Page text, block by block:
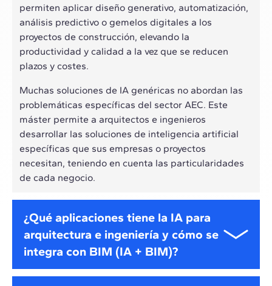
permiten aplicar diseño generativo, automatización,
análisis predictivo o gemelos digitales a los
proyectos de construcción, elevando la
productividad y calidad a la vez que se reducen
plazos y costes.
Muchas soluciones de IA genéricas no abordan las
problemáticas específicas del sector AEC. Este
máster permite a arquitectos e ingenieros
desarrollar las soluciones de inteligencia artificial
específicas que sus empresas o proyectos
necesitan, teniendo en cuenta las particularidades
de cada negocio.
¿Qué aplicaciones tiene la IA para
arquitectura e ingeniería y cómo se
integra con BIM (IA + BIM)?